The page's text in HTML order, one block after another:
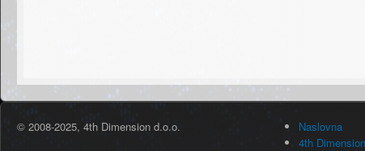
© 2008-2025, 4th Dimension d.o.o.
Naslovna
4th Dimension